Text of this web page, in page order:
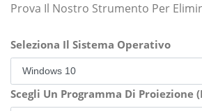
Prova Il Nostro Strumento Per
Seleziona Il Sistema Operativo
Scegli Un Programma Di